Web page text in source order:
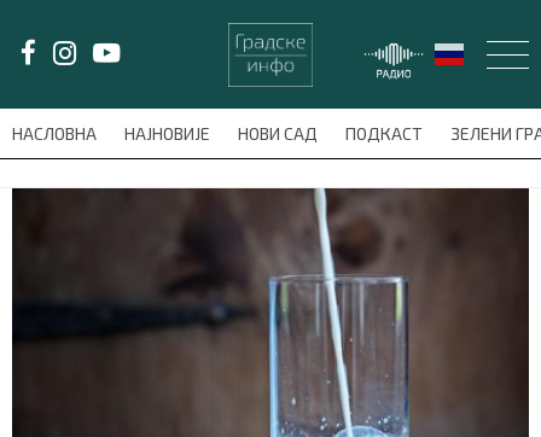
НАСЛОВНА НАЈНОВИЈЕ НОВИ САД ПОДКАСТ ЗЕЛЕНИ
meni'); $this_item = current( wp_filter_object_list(
LAT/ЋИР
НОВИ САД